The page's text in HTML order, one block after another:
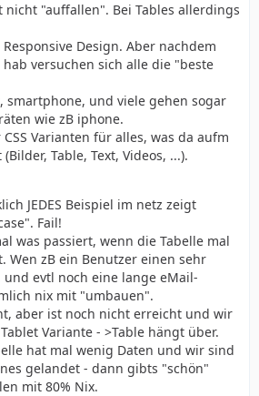
nicht "auffallen". Bei Tables allerdings
Design. Aber nachdem
versuchen sich alle die "beste
smartphone, und viele gehen sogar
wie zB iphone.
Varianten für alles, was da aufm
Table, Text, Videos, ...).
JEDES Beispiel im netz zeigt
Fail!
was passiert, wenn die Tabelle mal
Wen zB ein Benutzer einen sehr
evtl noch eine lange eMail-
nix mit "umbauen".
aber ist noch nicht erreicht und wir
Variante - >Table hängt über.
hat mal wenig Daten und wir sind
gelandet - dann gibts "schön"
mit 80% Nix.